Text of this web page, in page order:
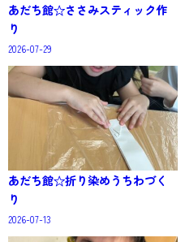
あだち館☆ささみスティック作
り
2026-07-29
あだち館☆折り染めうちわづく
り
2026-07-13